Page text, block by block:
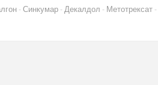
- Синкумар- Декалдол - Метотрексат-